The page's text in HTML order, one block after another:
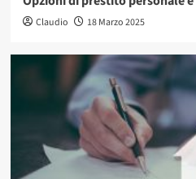
Claudio 18 Marzo 2025